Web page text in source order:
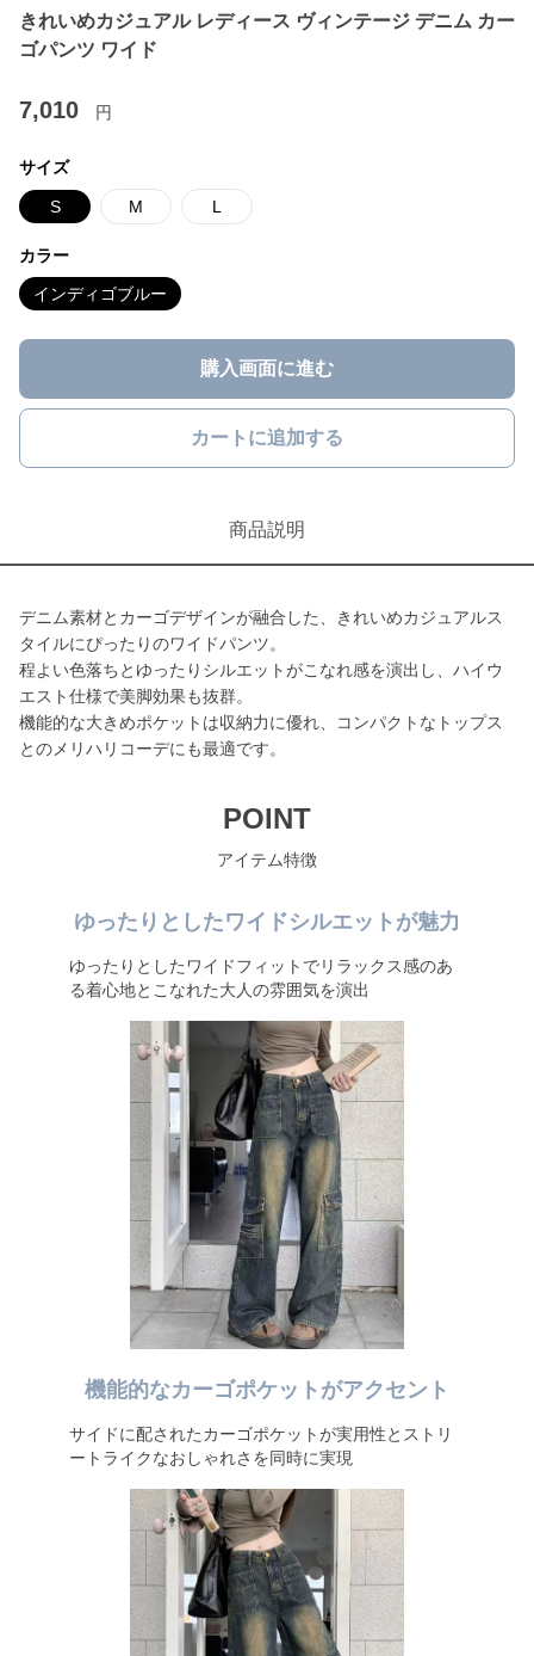
きれいめカジュアル レディース ヴィンテージ デニム カー
ゴパンツ ワイド
7,010 円
サイズ
S M L
カラー
インディゴブルー
購入画面に進む
カートに追加する
商品説明
デニム素材とカーゴデザインが融合した、きれいめカジュアルス
タイルにぴったりのワイドパンツ。
程よい色落ちとゆったりシルエットがこなれ感を演出し、ハイウ
エスト仕様で美脚効果も抜群。
機能的な大きめポケットは収納力に優れ、コンパクトなトップス
とのメリハリコーデにも最適です。
POINT
アイテム特徴
ゆったりとしたワイドシルエットが魅力
ゆったりとしたワイドフィットでリラックス感のあ
る着心地とこなれた大人の雰囲気を演出
機能的なカーゴポケットがアクセント
サイドに配されたカーゴポケットが実用性とストリ
ートライクなおしゃれさを同時に実現